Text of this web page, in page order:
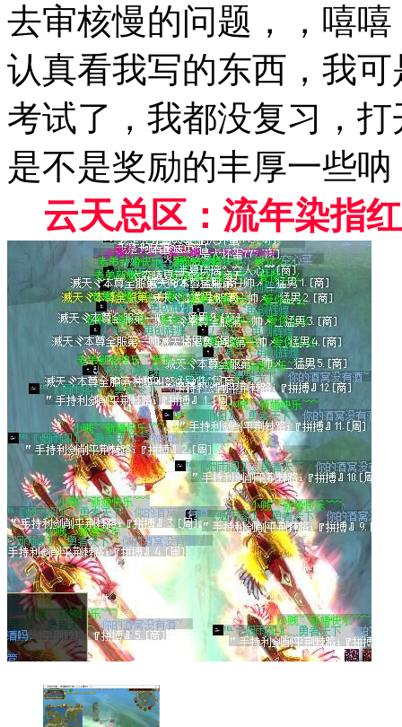
去审核慢的问题，，嘻
认真看我写的东西，我
考试了，我都没复习，
是不是奖励的丰厚一些
云天总区：流年染指